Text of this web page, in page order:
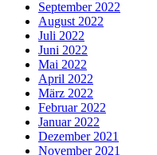
September 2022
August 2022
Juli 2022
Juni 2022
Mai 2022
April 2022
März 2022
Februar 2022
Januar 2022
Dezember 2021
November 2021